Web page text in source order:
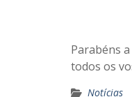
Parabéns
todos os
Notícias